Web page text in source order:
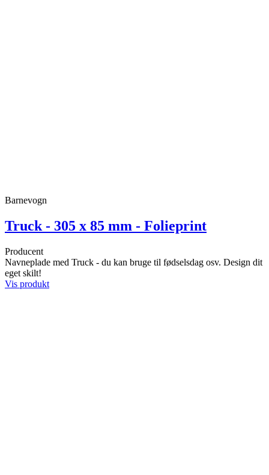
Barnevogn
Truck - 305 x 85 mm - Folieprint
Producent
Navneplade med Truck - du kan bruge til fødselsdag osv. Design dit
eget skilt!
Vis produkt